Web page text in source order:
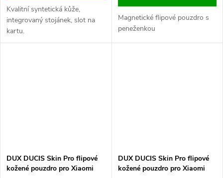
Kvalitní syntetická kůže,
integrovaný stojánek, slot na
kartu.
Magnetické flipové pouzdro s
peneženkou
DUX DUCIS Skin Pro flipové
kožené pouzdro pro Xiaomi
DUX DUCIS Skin Pro flipové
kožené pouzdro pro Xiaomi